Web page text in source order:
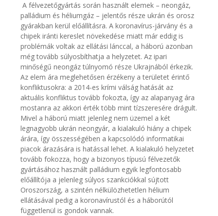
A félvezetőgyártás során használt elemek – neongáz,
palládium és héliumgáz – jelentős része ukrán és orosz
gyárakban kerül előállításra. A koronavírus-járvány és a
chipek iránti kereslet növekedése miatt már eddig is
problémák voltak az ellátási lánccal, a háború azonban
még tovább súlyosbíthatja a helyzetet. Az ipari
minőségű neongáz túlnyomó része Ukrajnából érkezik.
Az elem ára meglehetősen érzékeny a területet érintő
konfliktusokra: a 2014-es krími válság hatását az
aktuális konfliktus tovább fokozta, így az alapanyag ára
mostanra az akkori érték több mint tízszeresére drágult.
Mivel a háború miatt jelenleg nem üzemel a két
legnagyobb ukrán neongyár, a kialakuló hiány a chipek
árára, így összességében a kapcsolódó informatikai
piacok árazására is hatással lehet. A kialakuló helyzetet
tovább fokozza, hogy a bizonyos típusú félvezetők
gyártásához használt palládium egyik legfontosabb
előállítója a jelenleg súlyos szankciókkal sújtott
Oroszország, a szintén nélkülözhetetlen hélium
ellátásával pedig a koronavírustól és a háborútól
függetlenül is gondok vannak.